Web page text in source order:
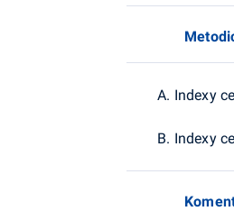
A. Indexy
B. Indexy